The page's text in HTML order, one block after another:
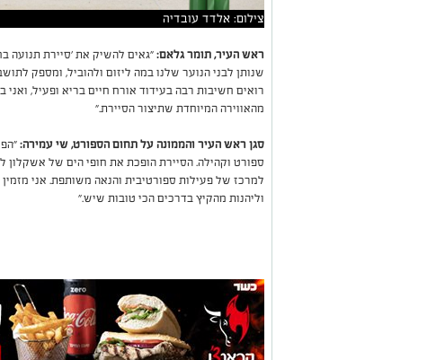
צילום: אלדד עובדיה
ראש העיר, תומר גלאם:"גאים להשיק את 'סיירת תנועה
שנותן לבני הנוער שלנו במה ליזום ולהוביל, ומספק
רואים חשיבות רבה בעידוד אורח חיים בריא ופעיל, ואני
מהאווירה המיוחדת שתיצור הסיירת."
סגן ראש העיר והממונה על תחום הספורט, שי עמירה:
ספורט וקהילה. הסיירת הופכת את חופי הים של
למרכז של פעילות ספורטיבית והנאה משותפת. אני
וליהנות מהקיץ בדרכים הכי טובות שיש."